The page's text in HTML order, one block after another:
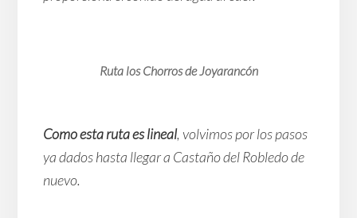
Ruta los Chorros de Joyarancón
Como esta ruta es lineal, volvimos por los pasos
ya dados hasta llegar a Castaño del Robledo de
nuevo.